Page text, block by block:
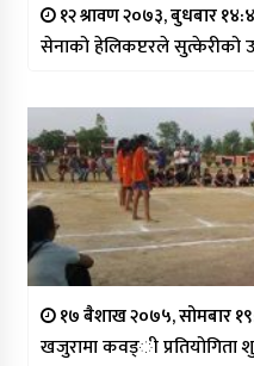
१२ श्रावण २०७३, बुधबार
सेनाको हेलिकप्टरले सुत्केरीको
१७ बैशाख २०७५, सोमबार
खजुरामा कवड्ी प्रतियोगिता